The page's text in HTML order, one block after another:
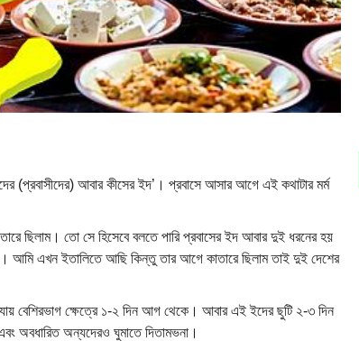
(প্রবাসীদের) আবার কীসের ইদ’। প্রবাসে আসার আগে এই কথাটার মর্ম
ছিলাম। তো সে হিসেবে বলতে পারি প্রবাসের ইদ আবার দুই ধরনের হয়
এখন ইতালিতে আছি কিন্তু তার আগে কাতারে ছিলাম তাই দুই দেশের
বেশিরভাগ ক্ষেত্রে ১-২ দিন আগ থেকে। আবার এই ইদের ছুটি ২-৩ দিন
অবধারিত অন্যদেরও ঘুমাতে দিতামভনা।